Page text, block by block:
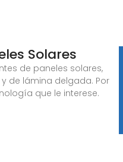
Solares
de paneles solares,
de lámina delgada. Por
que le interese.